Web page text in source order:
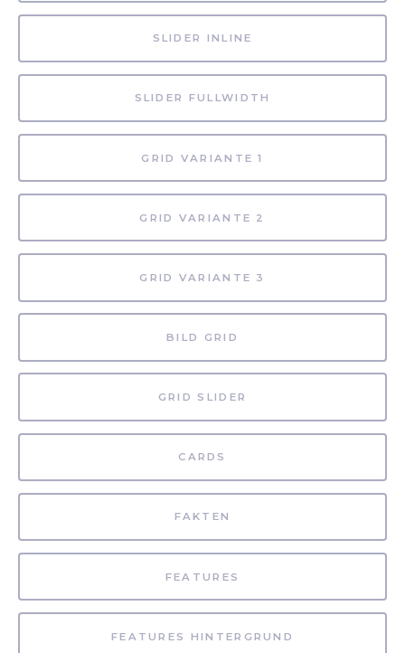
SLIDER INLINE
SLIDER FULLWIDTH
GRID VARIANTE 1
GRID VARIANTE 2
GRID VARIANTE 3
BILD GRID
GRID SLIDER
CARDS
FAKTEN
FEATURES
FEATURES HINTERGRUND